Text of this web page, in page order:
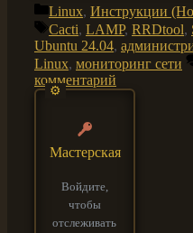
Рубрики
Linux, Инструкции
Метки
Cacti, LAMP, RRDtool,
Ubuntu 24.04,
Linux, мониторинг сети
комментарий
Мастерская
Войдите,
чтобы
отслеживать